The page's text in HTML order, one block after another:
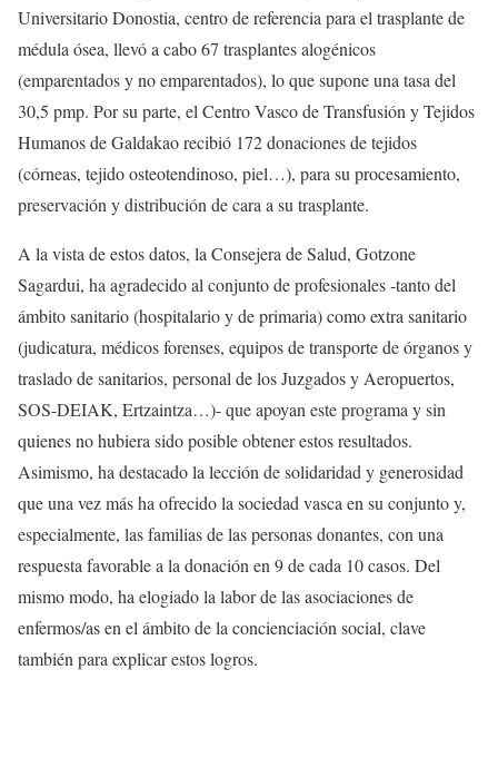
Universitario Donostia, centro de referencia para el trasplante de
médula ósea, llevó a cabo 67 trasplantes alogénicos
(emparentados y no emparentados), lo que supone una tasa del
30,5 pmp. Por su parte, el Centro Vasco de Transfusión y Tejidos
Humanos de Galdakao recibió 172 donaciones de tejidos
(córneas, tejido osteotendinoso, piel…), para su procesamiento,
preservación y distribución de cara a su trasplante.
A la vista de estos datos, la Consejera de Salud, Gotzone
Sagardui, ha agradecido al conjunto de profesionales -tanto del
ámbito sanitario (hospitalario y de primaria) como extra sanitario
(judicatura, médicos forenses, equipos de transporte de órganos y
traslado de sanitarios, personal de los Juzgados y Aeropuertos,
SOS-DEIAK, Ertzaintza…)- que apoyan este programa y sin
quienes no hubiera sido posible obtener estos resultados.
Asimismo, ha destacado la lección de solidaridad y generosidad
que una vez más ha ofrecido la sociedad vasca en su conjunto y,
especialmente, las familias de las personas donantes, con una
respuesta favorable a la donación en 9 de cada 10 casos. Del
mismo modo, ha elogiado la labor de las asociaciones de
enfermos/as en el ámbito de la concienciación social, clave
también para explicar estos logros.